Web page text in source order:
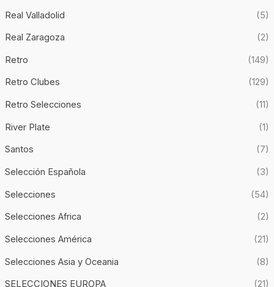
Real Valladolid (5)
Real Zaragoza (2)
Retro (149)
Retro Clubes (129)
Retro Selecciones (11)
River Plate (1)
Santos (7)
Selección Española (3)
Selecciones (54)
Selecciones Africa (2)
Selecciones América (21)
Selecciones Asia y Oceania (8)
SELECCIONES EUROPA (21)